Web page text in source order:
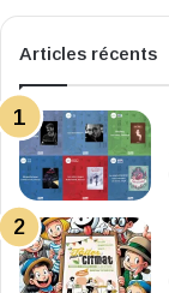
Articles récents